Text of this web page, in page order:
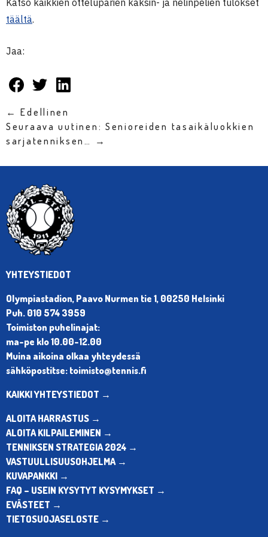
Katso kaikkien otteluparien kaksin- ja nelinpelien tulokset
täältä.
Jaa:
← Edellinen
Seuraava uutinen: Senioreiden tasaikäluokkien
sarjatenniksen… →
YHTEYSTIEDOT
Olympiastadion, Paavo Nurmen tie 1, 00250 Helsinki
Puh. 010 574 3959
Toimiston puhelinajat:
ma-pe klo 10.00-12.00
Muina aikoina olkaa yhteydessä
sähköpostitse: toimisto@tennis.fi
KAIKKI YHTEYSTIEDOT →
ALOITA HARRASTUS →
ALOITA KILPAILEMINEN →
TENNIKSEN STRATEGIA 2024 →
VASTUULLISUUSOHJELMA →
KUVAPANKKI →
FAQ – USEIN KYSYTYT KYSYMYKSET →
EVÄSTEET →
TIETOSUOJASELOSTE →